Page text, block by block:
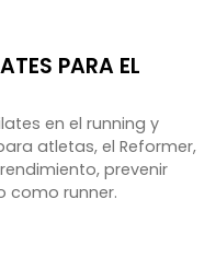
PARA EL
en el running y
atletas, el Reformer,
prevenir
como runner.